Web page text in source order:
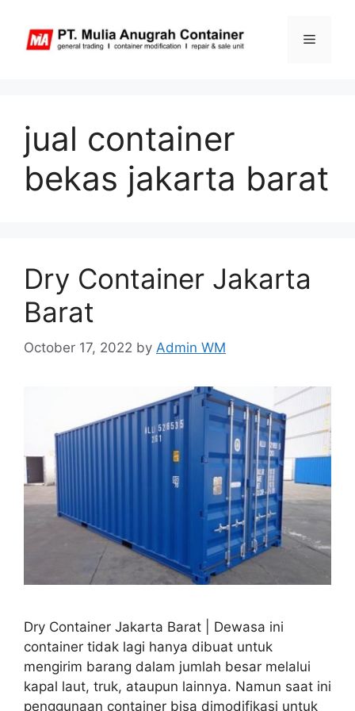
content
Menu
jual container
bekas jakarta barat
Dry Container Jakarta
Barat
October 17, 2022 by Admin WM
Dry Container Jakarta Barat | Dewasa ini
container tidak lagi hanya dibuat untuk
mengirim barang dalam jumlah besar melalui
kapal laut, truk, ataupun lainnya. Namun saat ini
penggunaan container bisa dimodifikasi untuk